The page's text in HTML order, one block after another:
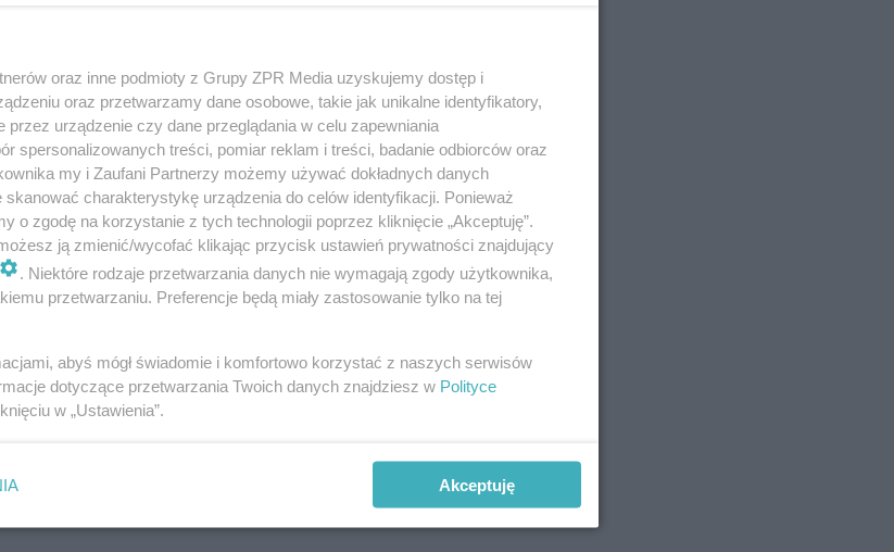
oraz inne podmioty z Grupy ZPR Media uzyskujemy dostęp i
oraz przetwarzamy dane osobowe, takie jak unikalne identyfikatory,
przez urządzenie czy dane przeglądania w celu zapewniania
spersonalizowanych treści, pomiar reklam i treści, badanie odbiorców oraz
my i Zaufani Partnerzy możemy używać dokładnych danych
charakterystykę urządzenia do celów identyfikacji. Ponieważ
o zgodę na korzystanie z tych technologii poprzez kliknięcie „Akceptuję”.
ją zmienić/wycofać klikając przycisk ustawień prywatności znajdujący
. Niektóre rodzaje przetwarzania danych nie wymagają zgody użytkownika,
przetwarzaniu. Preferencje będą miały zastosowanie tylko na tej
abyś mógł świadomie i komfortowo korzystać z naszych serwisów
dotyczące przetwarzania Twoich danych znajdziesz w Polityce
w „Ustawienia”.
Akceptuję